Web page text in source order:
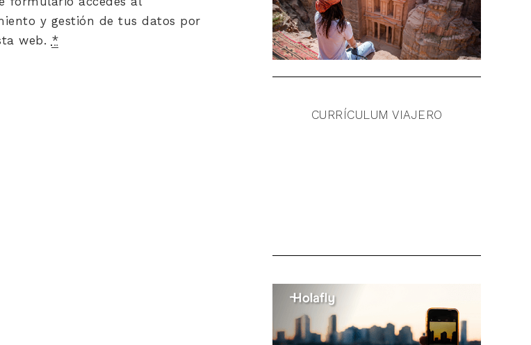
y gestión de tus datos por
web. *
CURRÍCULUM VIAJERO